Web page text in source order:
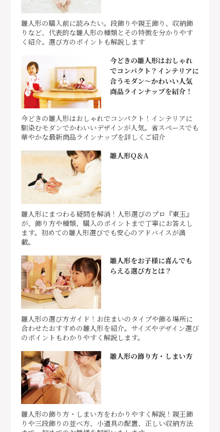
雛人形の購入前に読みたい。段飾りや親王飾り、収納飾
りなど、代表的な雛人形の種類とその特徴を分かりやす
く紹介。選び方のポイントも解説します
今どきの雛人形はおしゃれ
でコンパクト？インテリアに
合うモダン～かわいい人気
商品ラインナップを紹介！
今どきの雛人形はおしゃれでコンパクト！インテリアに
馴染むモダンでかわいいデザインが人気。省スペースでも
華やかな最新商品ラインナップを詳しくご紹介
雛人形Q＆A
雛人形にまつわる疑問を解消！人形選びのプロ『東玉』
が、飾り方や種類、購入のポイントまで丁寧にお答えし
ます。初めての雛人形選びでも安心のアドバイスが満
載。
雛人形をお子様に喜んでも
らえる選び方とは？
雛人形の選び方ガイド！お住まいのタイプや飾る場所に
合わせたおすすめの雛人形を紹介。サイズやデザイン選び
のポイントもわかりやすく解説します。
雛人形の飾り方・しまい方
雛人形の飾り方・しまい方をわかりやすく解説！親王飾
りや三段飾りの並べ方、小道具の配置、正しい収納方法